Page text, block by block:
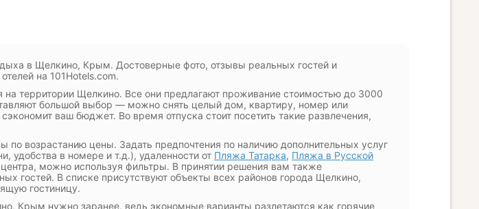
в Щелкино, Крым. Достоверные фото, отзывы реальных гостей и
на 101Hotels.com.
территории Щелкино. Все они предлагают проживание стоимостью до 3000
большой выбор — можно снять целый дом, квартиру, номер или
ваш бюджет. Во время отпуска стоит посетить такие развлечения,
по возрастанию цены. Задать предпочтения по наличию дополнительных услуг
удобства в номере и т.д.), удаленности от Пляжа Татарка, Пляжа в Русской
можно используя фильтры. В принятии решения вам также
гостей. В списке присутствуют объекты всех районов города Щелкино,
гостиницу.
Крым нужно заранее, ведь экономные варианты разлетаются как горячие